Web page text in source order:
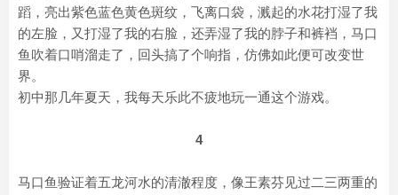
蹈，亮出紫色蓝色黄色斑纹，飞离口袋，溅起的水花打湿了我
的左脸，又打湿了我的右脸，还弄湿了我的脖子和裤裆，马口
鱼吹着口哨溜走了，回头搞了个响指，仿佛如此便可改变世
界。
初中那几年夏天，我每天乐此不疲地玩一通这个游戏。
4
马口鱼验证着五龙河水的清澈程度，像王素芬见过二三两重的